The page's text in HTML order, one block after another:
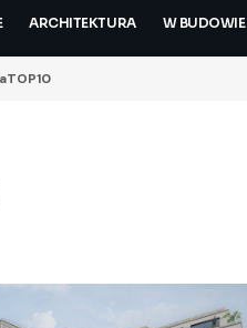
ARCHITEKTURA W BUDOWIE
TOP10